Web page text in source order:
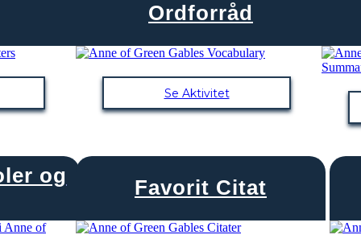
Ordforråd
Se Aktivitet
og Favorit Citat